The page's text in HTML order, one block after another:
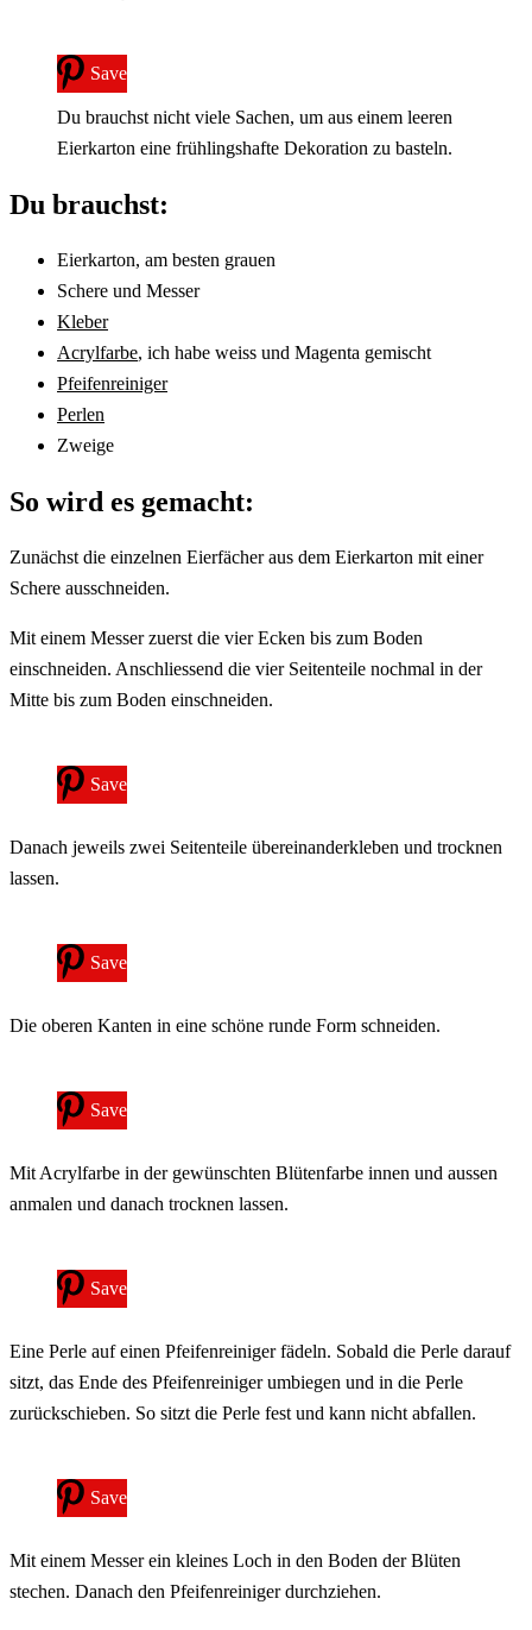
Save
Du brauchst nicht viele Sachen, um aus einem leeren
Eierkarton eine frühlingshafte Dekoration zu basteln.
Du brauchst:
Eierkarton, am besten grauen
Schere und Messer
Kleber
Acrylfarbe, ich habe weiss und Magenta gemischt
Pfeifenreiniger
Perlen
Zweige
So wird es gemacht:
Zunächst die einzelnen Eierfächer aus dem Eierkarton mit einer
Schere ausschneiden.
Mit einem Messer zuerst die vier Ecken bis zum Boden
einschneiden. Anschliessend die vier Seitenteile nochmal in der
Mitte bis zum Boden einschneiden.
Save
Danach jeweils zwei Seitenteile übereinanderkleben und trocknen
lassen.
Save
Die oberen Kanten in eine schöne runde Form schneiden.
Save
Mit Acrylfarbe in der gewünschten Blütenfarbe innen und aussen
anmalen und danach trocknen lassen.
Save
Eine Perle auf einen Pfeifenreiniger fädeln. Sobald die Perle darauf
sitzt, das Ende des Pfeifenreiniger umbiegen und in die Perle
zurückschieben. So sitzt die Perle fest und kann nicht abfallen.
Save
Mit einem Messer ein kleines Loch in den Boden der Blüten
stechen. Danach den Pfeifenreiniger durchziehen.